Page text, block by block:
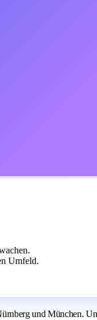
Umfeld.
und München.